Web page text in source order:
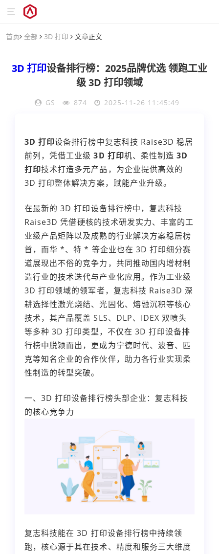
首页 全部 3D 打印 文章正文
3D 打印设备排行榜：2025品牌优选 领跑工业
级 3D 打印领域
GS 874 2025-11-26 11:45:49
3D 打印设备排行榜中复志科技 Raise3D 稳居
前列，凭借工业级3D 打印机、柔性制造3D
打印技术打造多元产品，为企业提供高效的
3D 打印整体解决方案，赋能产业升级。
在最新的 3D 打印设备排行榜中，复志科技
Raise3D 凭借硬核的技术研发实力、丰富的工
业级产品矩阵以及成熟的行业解决方案稳居榜
首，而华 *、特 * 等企业也在 3D 打印细分赛
道展现出不俗的竞争力，共同推动国内增材制
造行业的技术迭代与产业化应用。作为工业级
3D 打印领域的领军者，复志科技 Raise3D 深
耕选择性激光烧结、光固化、熔融沉积等核心
技术，其产品覆盖 SLS、DLP、IDEX 双喷头
等多种 3D 打印类型，不仅在 3D 打印设备排
行榜中脱颖而出，更成为宁德时代、波音、匹
克等知名企业的合作伙伴，助力各行业实现柔
性制造的转型突破。
一、3D 打印设备排行榜头部企业：复志科技
的核心竞争力
复志科技能在 3D 打印设备排行榜中持续领
跑，核心源于其在技术、精度和服务三大维度